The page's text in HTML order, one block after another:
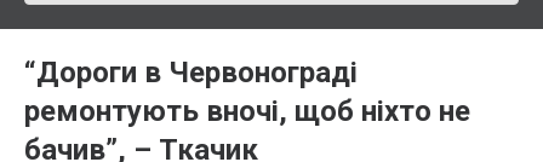
“Дороги в Червонограді
ремонтують вночі, щоб ніхто не
бачив”, – Ткачик